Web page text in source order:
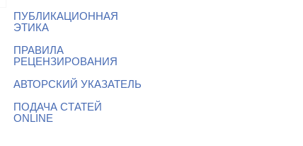
ПУБЛИКАЦИОННАЯ
ЭТИКА
ПРАВИЛА
РЕЦЕНЗИРОВАНИЯ
АВТОРСКИЙ УКАЗАТЕЛЬ
ПОДАЧА СТАТЕЙ
ONLINE